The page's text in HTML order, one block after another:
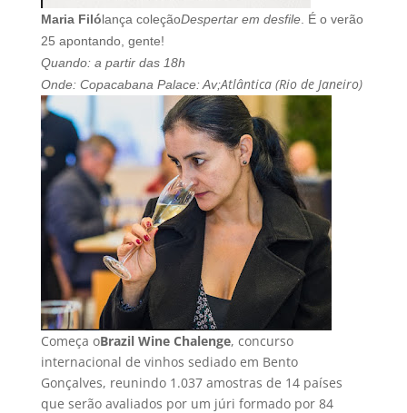
Maria Filólança coleçãoDespertar em desfile. É o verão
25 apontando, gente!
Quando: a partir das 18h
Onde: Copacabana Palace: Av;Atlântica (Rio de Janeiro)
Começa oBrazil Wine Chalenge, concurso
internacional de vinhos sediado em Bento
Gonçalves, reunindo 1.037 amostras de 14 paí­ses
que serão avaliados por um júri formado por 84